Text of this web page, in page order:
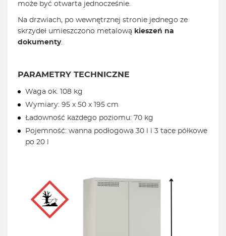
może być otwarta jednocześnie.
Na drzwiach, po wewnętrznej stronie jednego ze
skrzydeł umieszczono metalową kieszeń na
dokumenty.
PARAMETRY TECHNICZNE
Waga ok. 108 kg
Wymiary: 95 x 50 x 195 cm
Ładowność każdego poziomu: 70 kg
Pojemność: wanna podłogowa 30 l i 3 tace półkowe
po 20 l